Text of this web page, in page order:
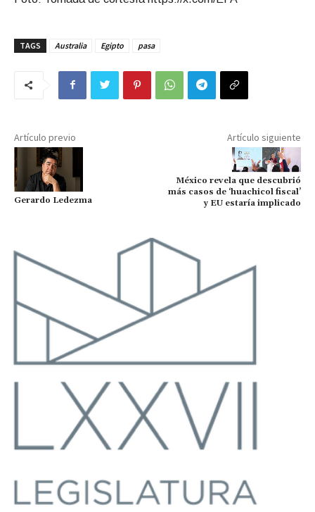
TAGS Australia Egipto pasa
Artículo previo
Gerardo Ledezma
Artículo siguiente
México revela que descubrió
más casos de ‘huachicol fiscal’
y EU estaría implicado